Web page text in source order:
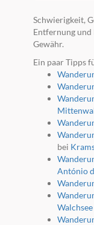
Schwierigkeit,
Entfernung
Gewähr.
Ein paar Tipps
bei
António
Walchsee